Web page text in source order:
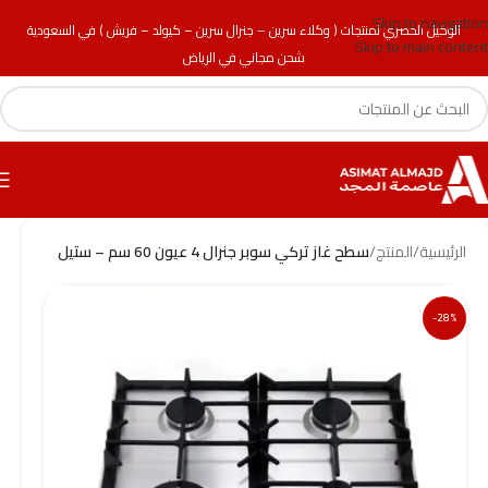
الوكيل الحصري لمنتجات ( وكلاء سرين – جنرال سرين – كيولد – فريش ) في السعودية
شحن مجاني في الرياض
Skip to navigation
Skip to main content
الرئيسية/المنتج/سطح غاز تركي سوبر جنرال 4 عيون 60 سم – ستيل
-28%